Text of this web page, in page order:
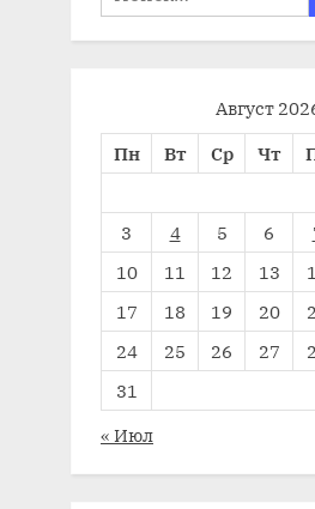
Август
Пн
Вт Ср Чт
3
4 5 6
10
11 12 13
17
18 19 20
24
25 26 27
31
« Июл